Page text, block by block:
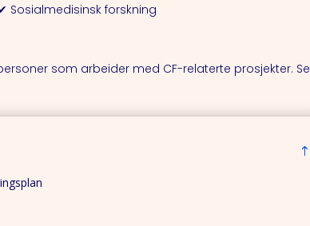
Sosialmedisinsk forskning
som arbeider med CF-relaterte prosjekter. Se